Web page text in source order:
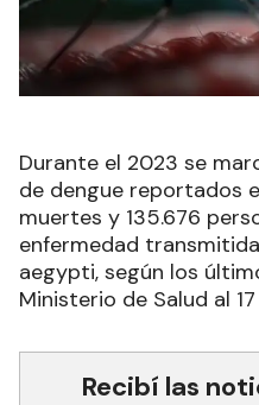
Durante el 2023 se
de dengue reportados
muertes y 135.676
enfermedad
aegypti, según los
Ministerio de Salud al
Recibí las